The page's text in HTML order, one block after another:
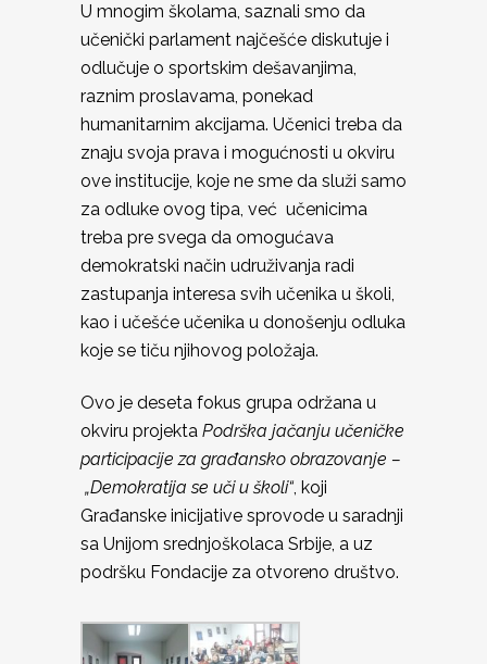
U mnogim školama, saznali smo da
učenički parlament najčešće diskutuje i
odlučuje o sportskim dešavanjima,
raznim proslavama, ponekad
humanitarnim akcijama. Učenici treba da
znaju svoja prava i mogućnosti u okviru
ove institucije, koje ne sme da služi samo
za odluke ovog tipa, već učenicima
treba pre svega da omogućava
demokratski način udruživanja radi
zastupanja interesa svih učenika u školi,
kao i učešće učenika u donošenju odluka
koje se tiču njihovog položaja.
Ovo je deseta fokus grupa održana u
okviru projekta Podrška jačanju učeničke
participacije za građansko obrazovanje –
„Demokratija se uči u školi“, koji
Građanske inicijative sprovode u saradnji
sa Unijom srednjoškolaca Srbije, a uz
podršku Fondacije za otvoreno društvo.